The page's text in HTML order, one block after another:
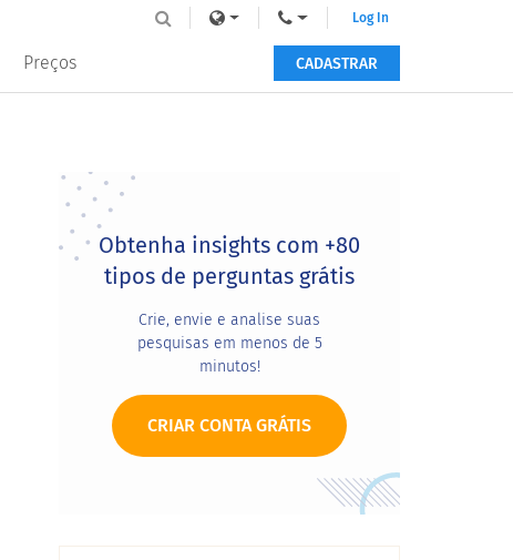
Preços
Log In
CADASTRAR
Primary
Sidebar
Obtenha insights com +80
tipos de perguntas grátis
Crie, envie e analise suas
pesquisas em menos de 5
minutos!
CRIAR CONTA GRÁTIS